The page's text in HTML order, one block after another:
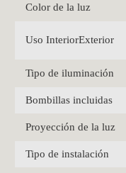
Color de la luz
Uso InteriorExterior
Tipo de iluminación
Bombillas incluidas
Proyección de la luz
Tipo de instalación